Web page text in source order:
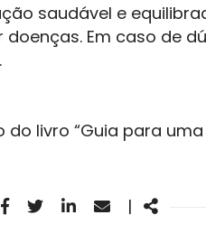
saudável e
doenças. Em caso de
do livro “Guia para
Facebook
TwitterLinkedinEmail
| Share